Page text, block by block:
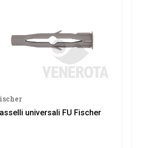
universali FU Fischer